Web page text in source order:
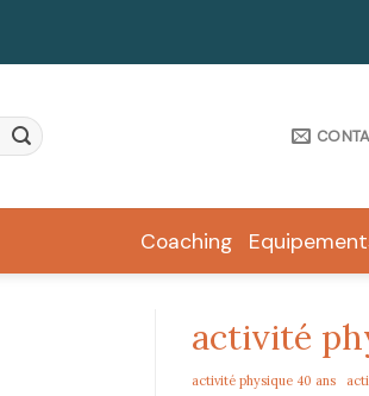
Coaching
activité
activité physique 40 ans